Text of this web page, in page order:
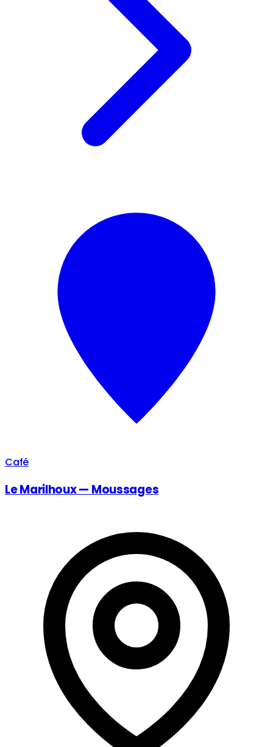
Café
Le Marilhoux — Moussages